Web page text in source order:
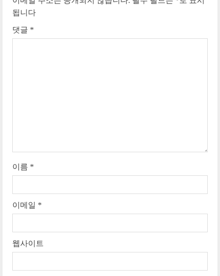
e
R
됩니다
댓글 *
이름 *
이메일 *
웹사이트